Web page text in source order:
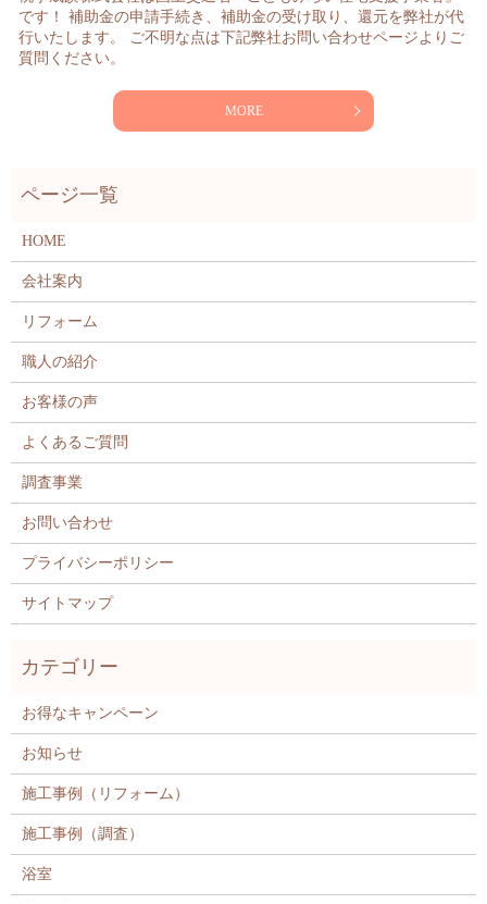
です！ 補助金の申請手続き、補助金の受け取り、還元を弊社が代
行いたします。 ご不明な点は下記弊社お問い合わせページよりご
質問ください。
MORE
HOME
会社案内
リフォーム
職人の紹介
お客様の声
よくあるご質問
調査事業
お問い合わせ
プライバシーポリシー
サイトマップ
お得なキャンペーン
お知らせ
施工事例（リフォーム）
施工事例（調査）
浴室